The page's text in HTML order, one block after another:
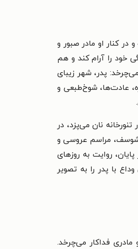
کنار او مادر صبور و
خود را آرام کند و هم
پدر، شهر زیبای
عادت‌ها، شوخ‌طبعی و
نان می‌پزد، در
شوسف، مراسم عروسی و
روایت به روزهای
با پدر را به تصویر
فداکار می‌چرخد.